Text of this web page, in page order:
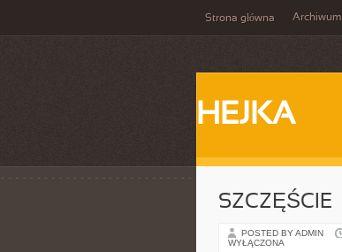
Strona główna Archiwum
HEJKA
SZCZĘŚCIE
POSTED BY ADMIN
WYŁĄCZONA